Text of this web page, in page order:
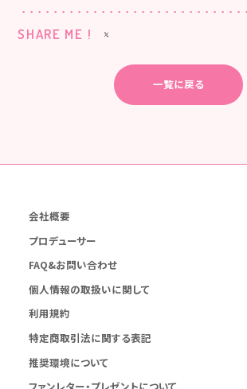
SHARE ME !
一覧に戻る
会社概要
プロデューサー
FAQ&お問い合わせ
個人情報の取扱いに関して
利用規約
特定商取引法に関する表記
推奨環境について